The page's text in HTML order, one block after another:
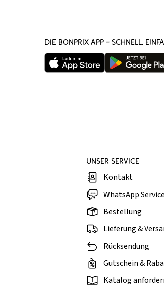
DIE BONPRIX APP – SCHNELL,
UNSER SERVICE
Kontakt
WhatsApp Service
Bestellung
Lieferung &
Rücksendung
Gutschein &
Katalog